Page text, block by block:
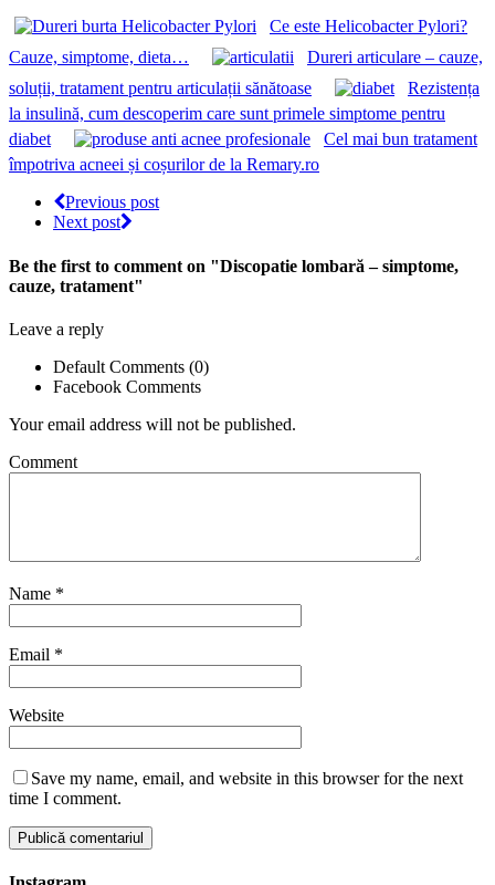
Ce este Helicobacter Pylori?
Cauze, simptome, dieta…
Dureri articulare – cauze,
soluții, tratament pentru articulații sănătoase
Rezistența
la insulină, cum descoperim care sunt primele simptome pentru
diabet
Cel mai bun tratament
împotriva acneei și coșurilor de la Remary.ro
Previous post
Next post
Be the first to comment on "Discopatie lombară – simptome,
cauze, tratament"
Leave a reply
Default Comments (0)
Facebook Comments
Your email address will not be published.
Comment
Name *
Email *
Website
Save my name, email, and website in this browser for the next
time I comment.